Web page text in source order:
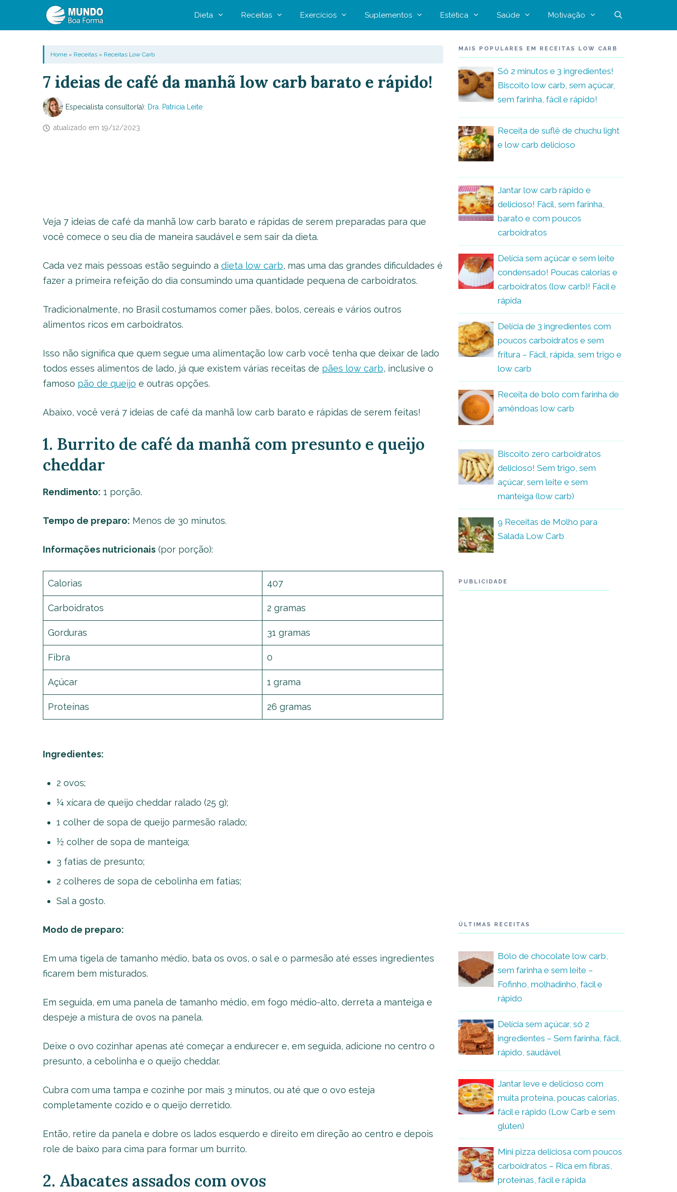
Dieta Receitas Exercícios Suplementos Estética Saúde Motivação
Home» Receitas» Receitas Low Carb
7 ideias de café da manhã low carb barato e rápido!
Especialista consultor(a): Dra. Patricia Leite
atualizado em 19/12/2023
Veja 7 ideias de café da manhã low carb barato e rápidas de serem preparadas para que
você comece o seu dia de maneira saudável e sem sair da dieta.
Cada vez mais pessoas estão seguindo a dieta low carb, mas uma das grandes dificuldades é
fazer a primeira refeição do dia consumindo uma quantidade pequena de carboidratos.
Tradicionalmente, no Brasil costumamos comer pães, bolos, cereais e vários outros
alimentos ricos em carboidratos.
Isso não significa que quem segue uma alimentação low carb você tenha que deixar de lado
todos esses alimentos de lado, já que existem várias receitas de pães low carb, inclusive o
famoso pão de queijo e outras opções.
Abaixo, você verá 7 ideias de café da manhã low carb barato e rápidas de serem feitas!
1. Burrito de café da manhã com presunto e queijo
cheddar
Rendimento: 1 porção.
Tempo de preparo: Menos de 30 minutos.
Informações nutricionais(por porção):
Calorias 407
Carboidratos 2 gramas
Gorduras 31 gramas
Fibra 0
Açúcar 1 grama
Proteínas 26 gramas
Ingredientes:
2 ovos;
¼ xícara de queijo cheddar ralado (25 g);
1 colher de sopa de queijo parmesão ralado;
½ colher de sopa de manteiga;
3 fatias de presunto;
2 colheres de sopa de cebolinha em fatias;
Sal a gosto.
Modo de preparo:
Em uma tigela de tamanho médio, bata os ovos, o sal e o parmesão até esses ingredientes
ficarem bem misturados.
Em seguida, em uma panela de tamanho médio, em fogo médio-alto, derreta a manteiga e
despeje a mistura de ovos na panela.
Deixe o ovo cozinhar apenas até começar a endurecer e, em seguida, adicione no centro o
presunto, a cebolinha e o queijo cheddar.
Cubra com uma tampa e cozinhe por mais 3 minutos, ou até que o ovo esteja
completamente cozido e o queijo derretido.
Então, retire da panela e dobre os lados esquerdo e direito em direção ao centro e depois
role de baixo para cima para formar um burrito.
2. Abacates assados com ovos
MAIS POPULARES EM RECEITAS LOW CARB
Só 2 minutos e 3 ingredientes!
Biscoito low carb, sem açúcar,
sem farinha, fácil e rápido!
Receita de suflê de chuchu light
e low carb delicioso
Jantar low carb rápido e
delicioso! Fácil, sem farinha,
barato e com poucos
carboidratos
Delícia sem açúcar e sem leite
condensado! Poucas calorias e
carboidratos (low carb)! Fácil e
rápida
Delícia de 3 ingredientes com
poucos carboidratos e sem
fritura – Fácil, rápida, sem trigo e
low carb
Receita de bolo com farinha de
amêndoas low carb
Biscoito zero carboidratos
delicioso! Sem trigo, sem
açúcar, sem leite e sem
manteiga (low carb)
9 Receitas de Molho para
Salada Low Carb
PUBLICIDADE
ÚLTIMAS RECEITAS
Bolo de chocolate low carb,
sem farinha e sem leite –
Fofinho, molhadinho, fácil e
rápido
Delícia sem açúcar, só 2
ingredientes – Sem farinha, fácil,
rápido, saudável
Jantar leve e delicioso com
muita proteína, poucas calorias,
fácil e rápido (Low Carb e sem
glúten)
Mini pizza deliciosa com poucos
carboidratos – Rica em fibras,
proteínas, fácil e rápida